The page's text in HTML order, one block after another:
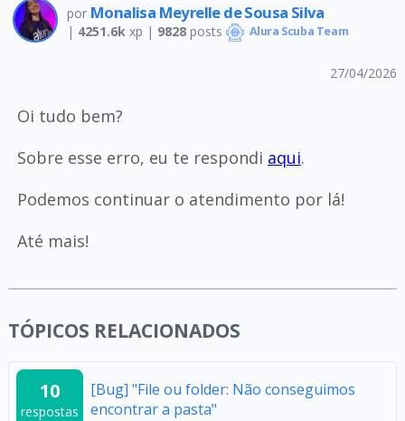
por Monalisa Meyrelle de Sousa Silva
| 4251.6k xp | 9828posts Alura Scuba Team
27/04/2026
Oi tudo bem?
Sobre esse erro, eu te respondi aqui.
Podemos continuar o atendimento por lá!
Até mais!
TÓPICOS RELACIONADOS
10
respostas
[Bug] "File ou folder: Não conseguimos
encontrar a pasta"